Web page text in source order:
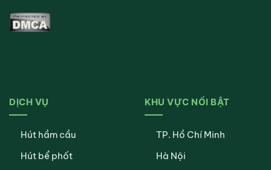
DỊCH VỤ
Hút hầm cầu
Hút bể phốt
KHU VỰC NỔI BẬT
TP. Hồ Chí Minh
Hà Nội